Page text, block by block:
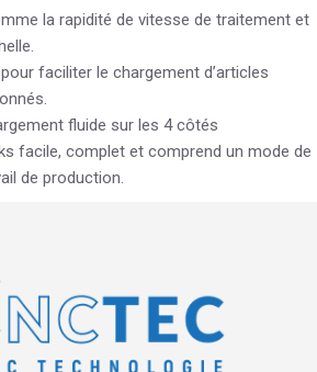
la rapidité de vitesse de traitement et
faciliter le chargement d’articles
fluide sur les 4 côtés
facile, complet et comprend un mode de
de production.